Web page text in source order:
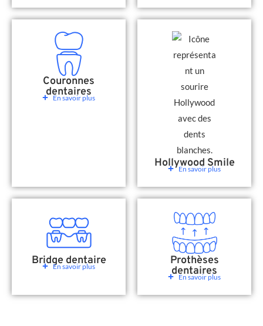
Couronnes
dentaires
En savoir plus
Hollywood Smile
En savoir plus
Bridge dentaire
En savoir plus Prothèses
dentaires
En savoir plus